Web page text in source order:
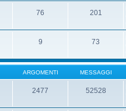
76 201
9 73
ARGOMENTI MESSAGGI
2477 52528